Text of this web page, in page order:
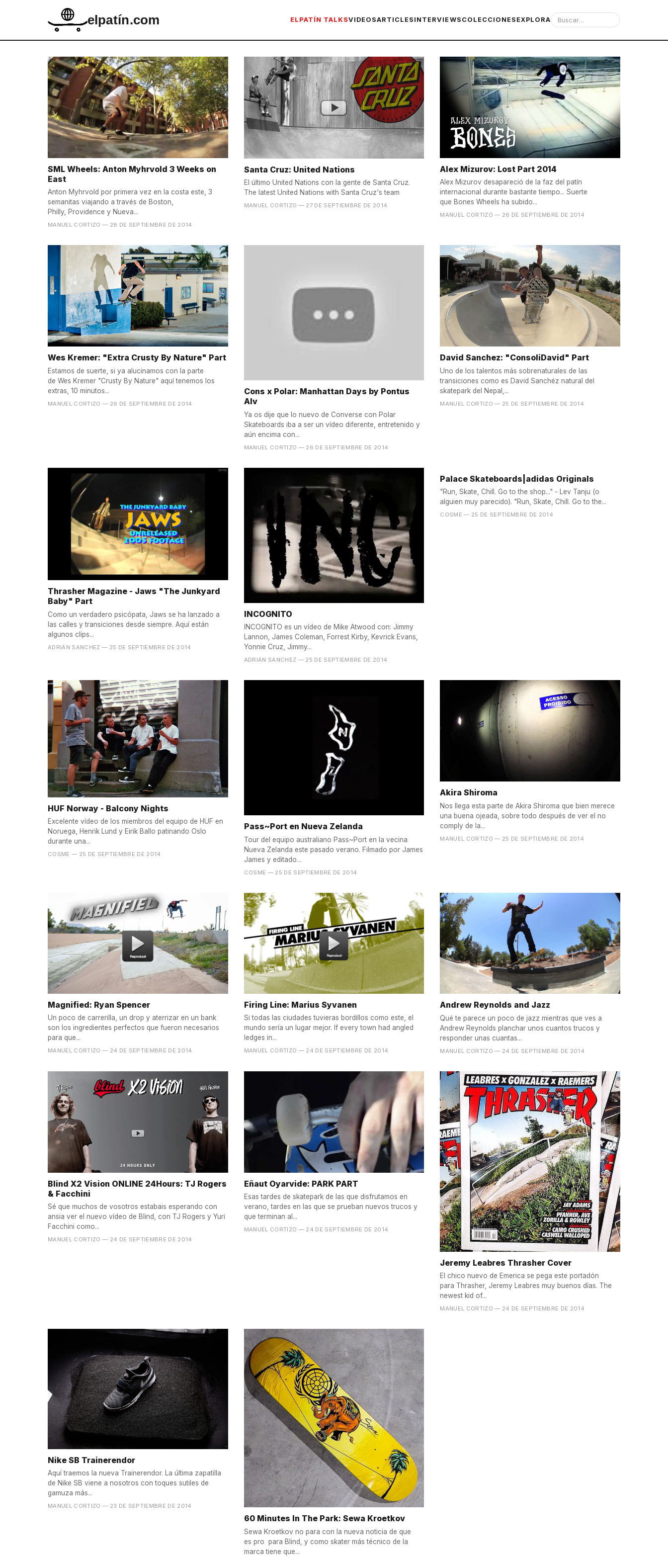
elpatín.com ELPATÍN TALKSVIDEOSARTICLES INTERVIEWS COLECCIONES EXPLORA
SML Wheels: Anton Myhrvold 3 Weeks on
East
Anton Myhrvold por primera vez en la costa este, 3
semanitas viajando a través de Boston,
Philly, Providence y Nueva...
MANUEL CORTIZO — 28 DE SEPTIEMBRE DE 2014
Santa Cruz: United Nations
El último United Nations con la gente de Santa Cruz.
The latest United Nations with Santa Cruz's team
MANUEL CORTIZO — 27 DE SEPTIEMBRE DE 2014
Alex Mizurov: Lost Part 2014
Alex Mizurov desapareció de la faz del patín
internacional durante bastante tiempo... Suerte
que Bones Wheels ha subido...
MANUEL CORTIZO — 26 DE SEPTIEMBRE DE 2014
Wes Kremer: "Extra Crusty By Nature" Part
Estamos de suerte, si ya alucinamos con la parte
de Wes Kremer "Crusty By Nature" aquí tenemos los
extras, 10 minutos...
MANUEL CORTIZO — 26 DE SEPTIEMBRE DE 2014
Cons x Polar: Manhattan Days by Pontus
Alv
Ya os dije que lo nuevo de Converse con Polar
Skateboards iba a ser un vídeo diferente, entretenido y
aún encima con...
MANUEL CORTIZO — 26 DE SEPTIEMBRE DE 2014
David Sanchez: "ConsoliDavid" Part
Uno de los talentos más sobrenaturales de las
transiciones como es David Sanchéz natural del
skatepark del Nepal,...
MANUEL CORTIZO — 25 DE SEPTIEMBRE DE 2014
Thrasher Magazine - Jaws "The Junkyard
Baby" Part
Como un verdadero psicópata, Jaws se ha lanzado a
las calles y transiciones desde siempre. Aquí están
algunos clips...
ADRIÁN SANCHEZ — 25 DE SEPTIEMBRE DE 2014
INCOGNITO
INCOGNITO es un vídeo de Mike Atwood con: Jimmy
Lannon, James Coleman, Forrest Kirby, Kevrick Evans,
Yonnie Cruz, Jimmy...
ADRIÁN SANCHEZ — 25 DE SEPTIEMBRE DE 2014
Palace Skateboards|adidas Originals
"Run, Skate, Chill. Go to the shop..." - Lev Tanju (o
alguien muy parecido). "Run, Skate, Chill. Go to the...
COSME — 25 DE SEPTIEMBRE DE 2014
HUF Norway - Balcony Nights
Excelente vídeo de los miembros del equipo de HUF en
Noruega, Henrik Lund y Eirik Ballo patinando Oslo
durante una...
COSME — 25 DE SEPTIEMBRE DE 2014
Pass~Port en Nueva Zelanda
Tour del equipo australiano Pass~Port en la vecina
Nueva Zelanda este pasado verano. Filmado por James
James y editado...
COSME — 25 DE SEPTIEMBRE DE 2014
Akira Shiroma
Nos llega esta parte de Akira Shiroma que bien merece
una buena ojeada, sobre todo después de ver el no
comply de la...
MANUEL CORTIZO — 25 DE SEPTIEMBRE DE 2014
Magnified: Ryan Spencer
Un poco de carrerilla, un drop y aterrizar en un bank
son los ingredientes perfectos que fueron necesarios
para que...
MANUEL CORTIZO — 24 DE SEPTIEMBRE DE 2014
Firing Line: Marius Syvanen
Si todas las ciudades tuvieras bordillos como este, el
mundo sería un lugar mejor. If every town had angled
ledges in...
MANUEL CORTIZO — 24 DE SEPTIEMBRE DE 2014
Andrew Reynolds and Jazz
Qué te parece un poco de jazz mientras que ves a
Andrew Reynolds planchar unos cuantos trucos y
responder unas cuantas...
MANUEL CORTIZO — 24 DE SEPTIEMBRE DE 2014
Blind X2 Vision ONLINE 24Hours: TJ Rogers
& Facchini
Sé que muchos de vosotros estabais esperando con
ansia ver el nuevo vídeo de Blind, con TJ Rogers y Yuri
Facchini como...
MANUEL CORTIZO — 24 DE SEPTIEMBRE DE 2014
Eñaut Oyarvide: PARK PART
Esas tardes de skatepark de las que disfrutamos en
verano, tardes en las que se prueban nuevos trucos y
que terminan al...
MANUEL CORTIZO — 24 DE SEPTIEMBRE DE 2014
Jeremy Leabres Thrasher Cover
El chico nuevo de Emerica se pega este portadón
para Thrasher, Jeremy Leabres muy buenos días. The
newest kid of...
MANUEL CORTIZO — 24 DE SEPTIEMBRE DE 2014
Nike SB Trainerendor
Aquí traemos la nueva Trainerendor. La última zapatilla
de Nike SB viene a nosotros con toques sutiles de
gamuza más...
MANUEL CORTIZO — 23 DE SEPTIEMBRE DE 2014
60 Minutes In The Park: Sewa Kroetkov
Sewa Kroetkov no para con la nueva noticia de que
es pro para Blind, y como skater más técnico de la
marca tiene que...